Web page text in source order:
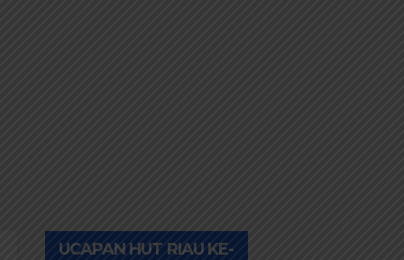
UCAPAN HUT RIAU KE-